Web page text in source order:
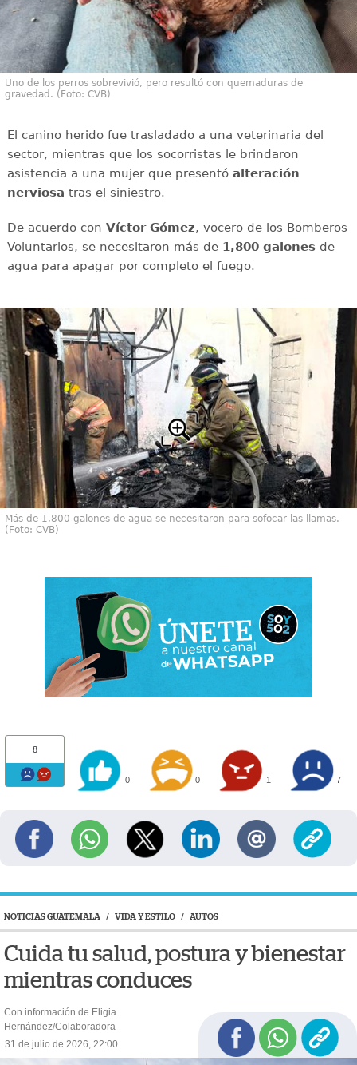
Uno de los perros sobrevivió, pero resultó con quemaduras de
gravedad. (Foto: CVB)
El canino herido fue trasladado a una veterinaria del
sector, mientras que los socorristas le brindaron
asistencia a una mujer que presentó alteración
nerviosa tras el siniestro.
De acuerdo con Víctor Gómez, vocero de los Bomberos
Voluntarios, se necesitaron más de 1,800 galonesde
agua para apagar por completo el fuego.
Más de 1,800 galones de agua se necesitaron para sofocar las llamas.
(Foto: CVB)
8
0 0 1 7
NOTICIAS GUATEMALA / VIDA Y ESTILO / AUTOS
Cuida tu salud, postura y bienestar
mientras conduces
Con información de Eligia
Hernández/Colaboradora
31 de julio de 2026, 22:00